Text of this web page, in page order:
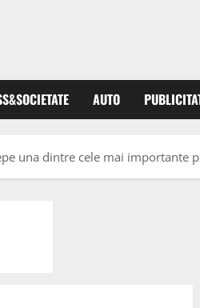
AUTO
una dintre cele mai importante